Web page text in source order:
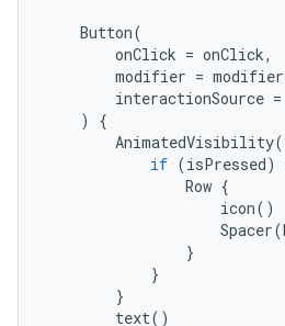
Button(
onClick = onClick,
modifier = modifier
interactionSource =
)
{
AnimatedVisibility(
if (isPressed)
Row {
icon()
Spacer(
}
}
}
text()